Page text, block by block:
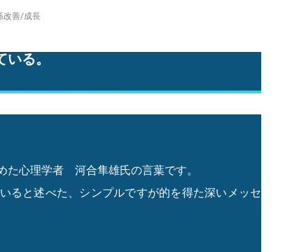
改善/成長
る。
た心理学者 河合隼雄氏の言葉です。
ると述べた、シンプルですが的を得た深いメッセ